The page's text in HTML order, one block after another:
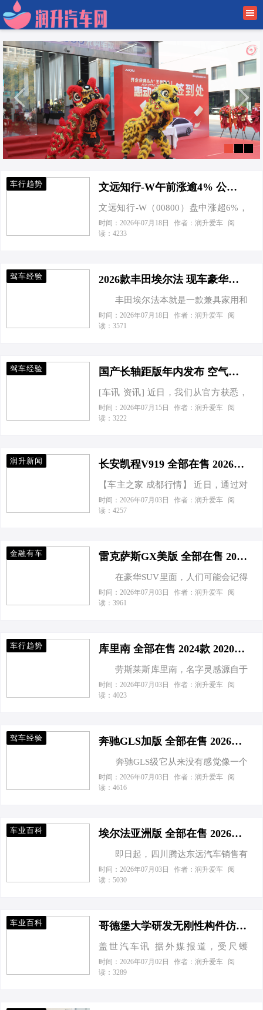
首页
润升新闻
车行趋势
驾车经验
车业百科
车行趋势 文远知行-W午前涨逾4% 公司一段式端到端方案已在多国适配验证
文远知行-W（00800）盘中涨超6%，
截至发稿，股价上涨3.78%，现报
14.84港元，成交额917.35万港元。 7
文远知行自研一段式端到端智能辅助
级域控平台及全球化验证测试能力打
造的一段式端到端智能辅助驾驶方
市场的产品研发能力与工程验证体
系。 东吴证券此前指出，文远知行已
在广州、北京、阿布扎比、迪拜四城
实现纯无人商业化运营，阿布扎比覆
时间：2026年07月18日 作者：润升爱车
阅
读：4233
驾车经验 2026款丰田埃尔法 现车豪华配置介绍
丰田埃尔法本就是一款兼具家用和
商用的舒适MPV，但是这还是满足不
了很多客户对它的奢华改变，蒙娜丽
4915/1850/1950mm，车身高度超过1.9
型中开创了新的纪录，它通过饱满有
力，恢宏大气的车身设计以及低重心
时间：2026年07月18日 作者：润升爱车
阅
读：3571
驾车经验 国产长轴距版年内发布 空气悬架+后轮转向 全新纯电奔驰C级下线
[车讯 资讯] 近日，我们从官方获悉，
全新纯电奔驰C级在匈牙利工厂实现量
产下线。这也是该工厂正式投产的首
纯电奔驰C级基于MB.EA专属电动架构
架、后轮转向、eATS 2.0电驱系统以及
双速变速箱，国产长轴距版本将于
光点在解锁、锁车或充电时，可呈现
生动的动画效果。此外，新车还配备
了101升的前备厢。车身侧面整体采用
趋于溜背式的轿跑…
时间：2026年07月15日 作者：润升爱车
阅
读：3222
润升新闻 长安凯程V919 全部在售 2026款 2025款成都长安凯程V919最高优惠0.70万 仅8.29万可入手
【车主之家 成都行情】 近日，通过对
成都长安凯程V919车主实际成交价追
踪，车主之家发现，长安凯程V919目
详见下表： 长安凯程V919 指导价 优
运舱 宁德时代53kwh 短轴高顶标准型
2座 11.99万 到店面议 11.99万 询底价
时间：2026年07月03日 作者：润升爱车
阅
读：4257
金融有车 雷克萨斯GX美版 全部在售 2026款 2025款 2024款 2023款 2022款 2021款2024款雷克萨斯GX460美规现车售全国 可分期
在豪华SUV里面，人们可能会记得
奢华舒适的路虎揽胜(配置|询价)，也可
能会记得全能实用的丰田普拉多，但
系列和RX(配置|询价)系列之间的豪华
承载式车身和四驱系统，虽然它在外
观和内饰上要比普拉多豪华一些，但
硬朗设计风格的同时，并针对安全以
及越野性能进行了升级。今天咱们就
来聊聊这款来自豪华品牌雷克萨斯的
新款GX…
时间：2026年07月03日 作者：润升爱车
阅
读：3961
车行趋势 库里南 全部在售 2024款 2020款 2018款成都劳斯莱斯库里南让利71万 欢迎到店试驾
劳斯莱斯库里南，名字灵感源自于
人类迄今为止开采的体积最大的钻石
——库里南钻石（Cullinan）。劳斯莱
线条等都透露出尊贵的本质。 劳
斯库里南的诞生得益于劳斯莱斯自主
研发的全铝架构——“奢华架构”。这一
斯…
时间：2026年07月03日 作者：润升爱车
阅
读：4023
驾车经验 奔驰GLS加版 全部在售 2026款 2025款 2024款 2023款 2022款 2021款平行进口奔驰GLS加拿大版提供试乘试驾 购车直降20万
奔驰GLS级它从来没有感觉像一个
传奇的S级。S级代表梅赛德斯奔驰的
旗舰车，它是一款完美的、拥有最好
基本延续了老款标志性的车侧线条，
精雕细琢，显得更有档次。 2024
款奔驰GLS580受欢迎的原因在于其性
比奔驰…
时间：2026年07月03日 作者：润升爱车
阅
读：4616
车业百科 埃尔法亚洲版 全部在售 2026款 2025款 2024款 2023款 2022款成都丰田埃尔法亚洲版团购钜惠3万 欢迎到店试驾
即日起，四川腾达东远汽车销售有
限公司埃尔法亚洲版推出限量特惠，
全包售价最低89.00万起，致电咨询还
体价格详见下表： 埃尔法亚洲版 本店
指导价 优惠金额 本店全包价 报价明细
埃尔法亚洲版 2026款 2.5L 油电混动
时间：2026年07月03日 作者：润升爱车
阅
读：5030
车业百科 哥德堡大学研发无刚性构件仿尺蠖软体机器人 可实现管道检测与火星远距离勘探
盖世汽车讯 据外媒报道，受尺蠖
（inchworm）启发，哥德堡大学研究
团队发明了一款无需任何刚性部件即
时间：2026年07月02日 作者：润升爱车
阅
读：3289